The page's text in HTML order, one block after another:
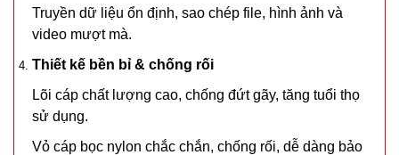
Truyền dữ liệu ổn định, sao chép file, hình ảnh và
video mượt mà.
Thiết kế bền bỉ & chống rối
Lõi cáp chất lượng cao, chống đứt gãy, tăng tuổi thọ
sử dụng.
Vỏ cáp bọc nylon chắc chắn, chống rối, dễ dàng bảo
TÌNH
TRẠNG: